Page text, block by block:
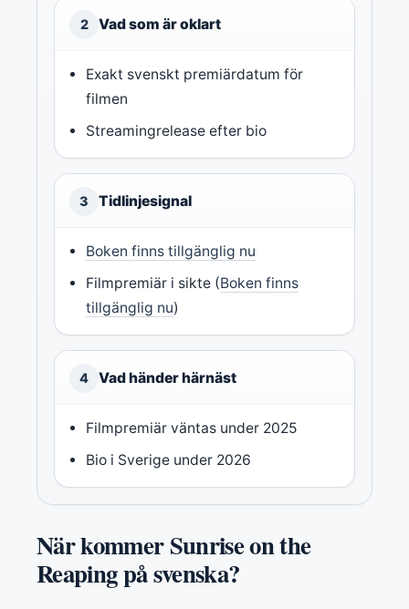
2 Vad som är oklart
Exakt svenskt premiärdatum för
filmen
Streamingrelease efter bio
3 Tidlinjesignal
Boken finns tillgänglig nu
Filmpremiär i sikte (Boken finns
tillgänglig nu)
4 Vad händer härnäst
Filmpremiär väntas under 2025
Bio i Sverige under 2026
När kommer Sunrise on the
Reaping på svenska?